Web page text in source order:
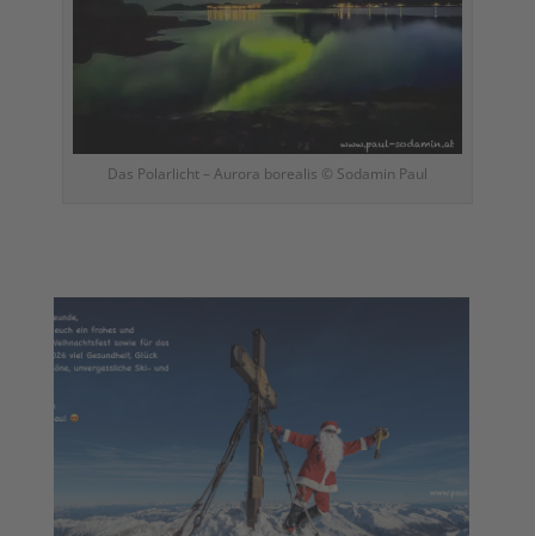
Das Polarlicht – Aurora borealis © Sodamin Paul